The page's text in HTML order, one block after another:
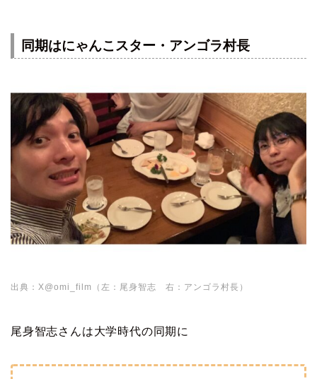
同期はにゃんこスター・アンゴラ村長
出典：X@omi_film（左：尾身智志 右：アンゴラ村長）
尾身智志さんは大学時代の同期に